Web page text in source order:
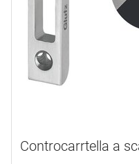
Controcarrtella a